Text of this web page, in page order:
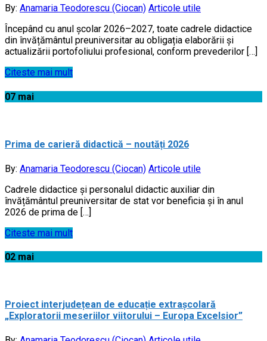
By: Anamaria Teodorescu (Ciocan) Articole utile
Începând cu anul școlar 2026–2027, toate cadrele didactice
din învățământul preuniversitar au obligația elaborării și
actualizării portofoliului profesional, conform prevederilor […]
Citeste mai mult
07 mai
Prima de carieră didactică – noutăți 2026
By: Anamaria Teodorescu (Ciocan) Articole utile
Cadrele didactice și personalul didactic auxiliar din
învățământul preuniversitar de stat vor beneficia și în anul
2026 de prima de […]
Citeste mai mult
02 mai
Proiect interjudețean de educație extrașcolară
„Exploratorii meseriilor viitorului – Europa Excelsior”